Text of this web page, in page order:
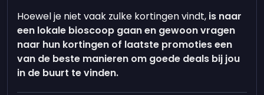
Hoewel je niet vaak zulke kortingen vindt, is naar
een lokale bioscoop gaan en gewoon vragen
naar hun kortingen of laatste promoties een
van de beste manieren om goede deals bij jou
in de buurt te vinden.